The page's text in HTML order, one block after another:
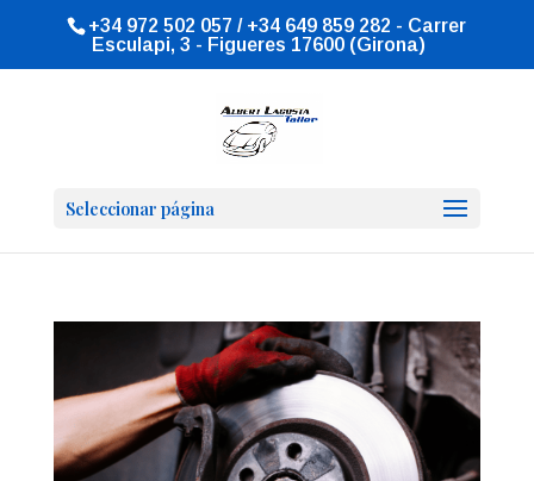
+34 972 502 057 / +34 649 859 282 - Carrer
Esculapi, 3 - Figueres 17600 (Girona)
Seleccionar página